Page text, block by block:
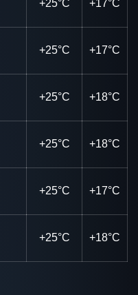
+25°C +17°C
+25°C +17°C
+25°C +18°C
+25°C +18°C
+25°C +17°C
+25°C +18°C